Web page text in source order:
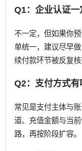
Q1：企业认证一
不一定，但如果你
单统一，建议尽早
续付款环节被反复核
Q2：支付方式有
常见是支付主体与
道、充值金额与当
路，再按阶段扩容。